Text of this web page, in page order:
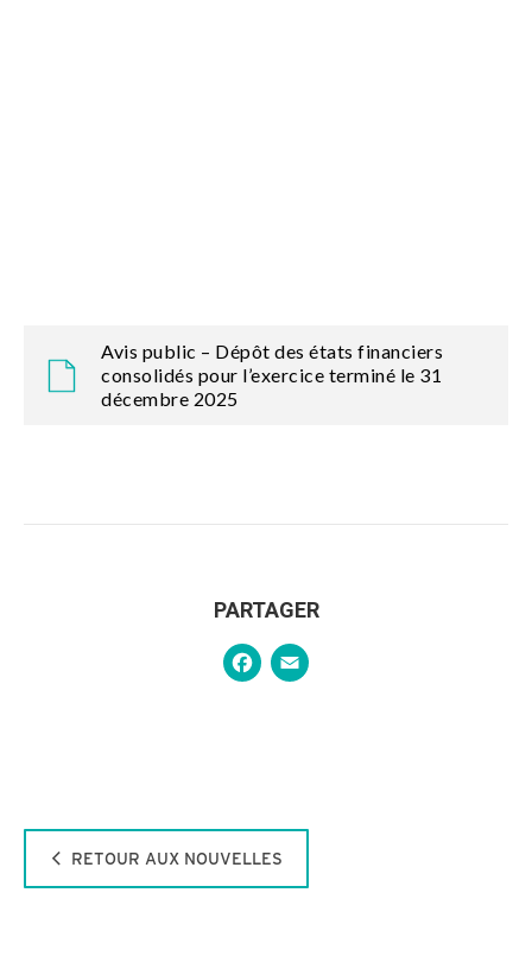
Avis public – Dépôt des états financiers
consolidés pour l’exercice terminé le 31
décembre 2025
PARTAGER
Facebook
RETOUR AUX NOUVELLES